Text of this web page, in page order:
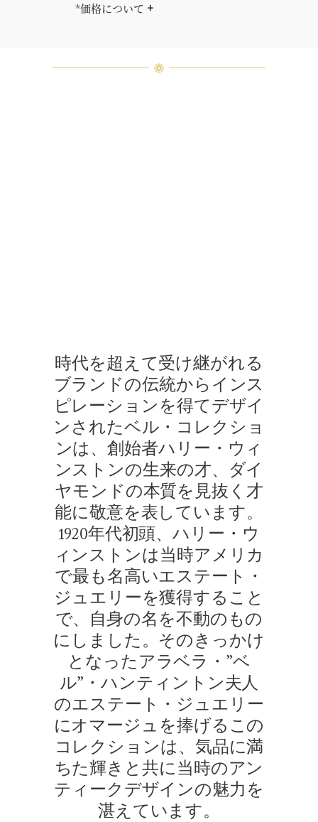
*価格について
ありません」創始者ハリー・ウィン
時代を超えて受け継がれる
ブランドの伝統からインス
ピレーションを得てデザイ
ンされたベル・コレクショ
ンは、創始者ハリー・ウィ
ンストンの生来の才、ダイ
ヤモンドの本質を見抜く才
能に敬意を表しています。
1920年代初頭、ハリー・ウ
ィンストンは当時アメリカ
で最も名高いエステート・
ジュエリーを獲得すること
で、自身の名を不動のもの
にしました。そのきっかけ
となったアラベラ・”ベ
ル”・ハンティントン夫人
のエステート・ジュエリー
にオマージュを捧げるこの
コレクションは、気品に満
ちた輝きと共に当時のアン
ティークデザインの魅力を
湛えています。